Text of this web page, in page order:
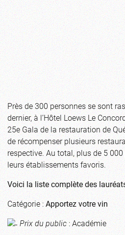
Près de 300 personnes se sont
dernier, à l’Hôtel Loews Le
25e Gala de la restauration de
de récompenser plusieurs
respective. Au total, plus de 5
leurs établissements favoris.
Voici la liste complète des
Catégorie :Apportez votre vin
Prix du public: Académie